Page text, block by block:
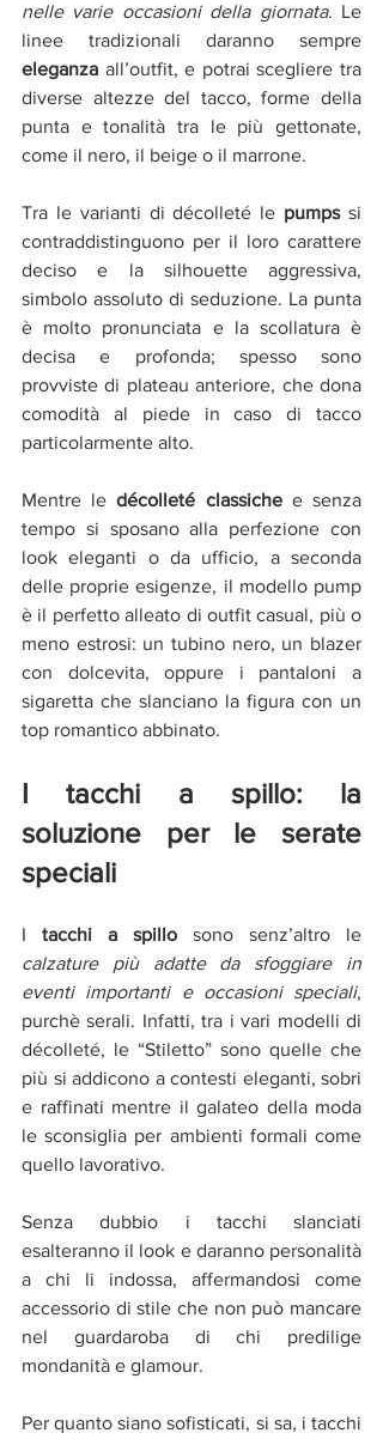
nelle varie occasioni della giornata. Le
eleganza all’outfit, e potrai scegliere tra
diverse altezze del tacco, forme della
punta e tonalità tra le più gettonate,
come il nero, il beige o il marrone.
Tra le varianti di décolleté le pumps si
contraddistinguono per il loro carattere
deciso e la silhouette aggressiva,
simbolo assoluto di seduzione. La punta
è molto pronunciata e la scollatura è
decisa e profonda; spesso sono
provviste di plateau anteriore, che dona
comodità al piede in caso di tacco
particolarmente alto.
Mentre le décolleté classiche e senza
tempo si sposano alla perfezione con
look eleganti o da ufficio, a seconda
delle proprie esigenze, il modello pump
è il perfetto alleato di outfit casual, più o
meno estrosi: un tubino nero, un blazer
con dolcevita, oppure i pantaloni a
sigaretta che slanciano la figura con un
top romantico abbinato.
I tacchi a spillo: la
soluzione per le serate
speciali
I tacchi a spillo
calzature più adatte da sfoggiare in
eventi importanti e occasioni speciali,
purchè serali. Infatti, tra i vari modelli di
décolleté, le “Stiletto” sono quelle che
più si addicono a contesti eleganti, sobri
e raffinati mentre il galateo della moda
le sconsiglia per ambienti formali come
quello lavorativo.
Senza dubbio i tacchi slanciati
esalteranno il look e daranno personalità
a chi li indossa, affermandosi come
accessorio di stile che non può mancare
nel guardaroba di chi predilige
mondanità e glamour.
Per quanto siano sofisticati, si sa, i tacchi